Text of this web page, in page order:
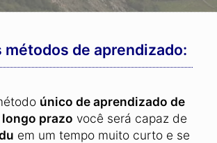
de aprendizado:
único de aprendizado de
prazo você será capaz de
em um tempo muito curto e se